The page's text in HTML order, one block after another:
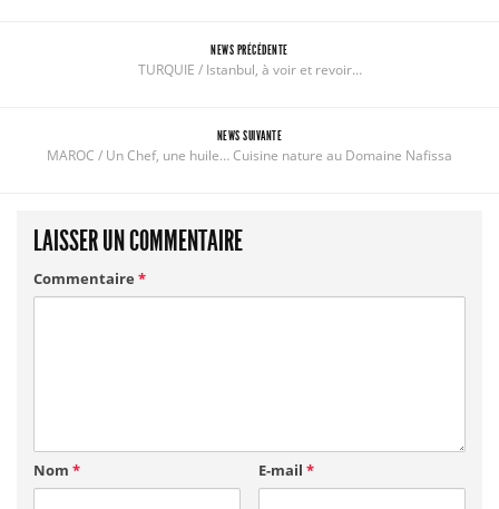
NEWS PRÉCÉDENTE
TURQUIE / Istanbul, à voir et revoir…
NEWS SUIVANTE
MAROC / Un Chef, une huile… Cuisine nature au Domaine Nafissa
LAISSER UN COMMENTAIRE
Commentaire *
Nom * E-mail *